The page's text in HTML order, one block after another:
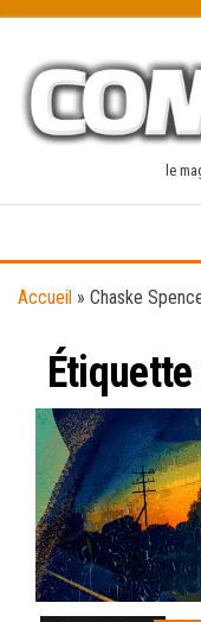
content
le
Accueil » Chaske
Étiquette